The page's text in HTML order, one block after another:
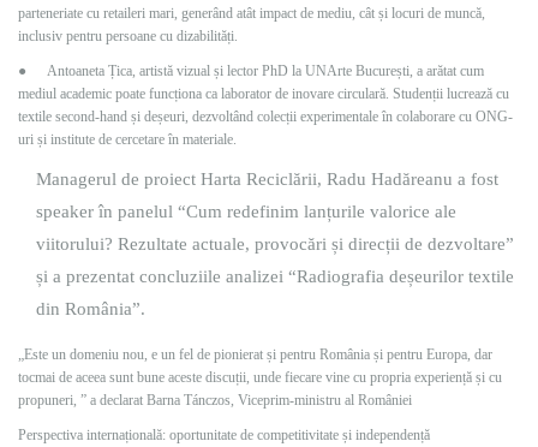
parteneriate cu retaileri mari, generând atât impact de mediu, cât și locuri de muncă,
inclusiv pentru persoane cu dizabilități.
● Antoaneta Țica, artistă vizual și lector PhD la UNArte București, a arătat cum
mediul academic poate funcționa ca laborator de inovare circulară. Studenții lucrează cu
textile second-hand și deșeuri, dezvoltând colecții experimentale în colaborare cu ONG-
uri și institute de cercetare în materiale.
Managerul de proiect Harta Reciclării, Radu Hadăreanu a fost
speaker în panelul “Cum redefinim lanțurile valorice ale
viitorului? Rezultate actuale, provocări și direcții de dezvoltare”
și a prezentat concluziile analizei “Radiografia deșeurilor textile
din România”.
„Este un domeniu nou, e un fel de pionierat și pentru România și pentru Europa, dar
tocmai de aceea sunt bune aceste discuții, unde fiecare vine cu propria experiență și cu
propuneri, ” a declarat Barna Tánczos, Viceprim-ministru al României
Perspectiva internațională: oportunitate de competitivitate și independență